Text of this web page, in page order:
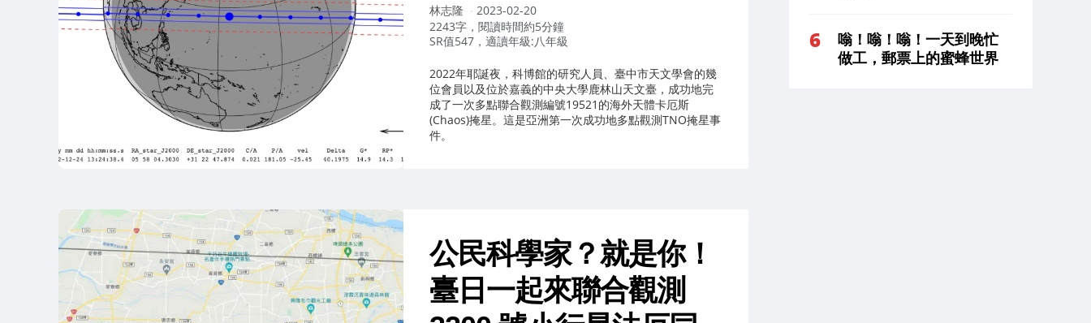
作
者：
林志隆
2023-02-20
2243字，閱讀時間約5分鐘
SR值547，適讀年級:八年級
2022年耶誕夜，科博館的研究人員、臺中市天文學會的幾
位會員以及位於嘉義的中央大學鹿林山天文臺，成功地完
成了一次多點聯合觀測編號19521的海外天體卡厄斯
(Chaos)掩星。這是亞洲第一次成功地多點觀測TNO掩星事
件。
公民科學家？就是你！
臺日一起來聯合觀測
嗡！嗡！嗡！一天到晚忙
做工，郵票上的蜜蜂世界